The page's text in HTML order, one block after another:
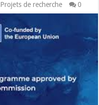
Projets de recherche 0